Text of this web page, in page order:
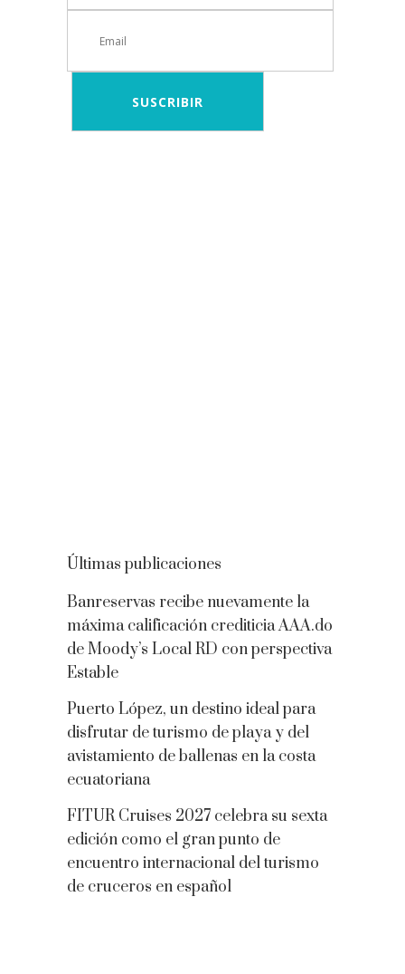
Últimas publicaciones
Banreservas recibe nuevamente la
máxima calificación crediticia AAA.do
de Moody’s Local RD con perspectiva
Estable
Puerto López, un destino ideal para
disfrutar de turismo de playa y del
avistamiento de ballenas en la costa
ecuatoriana
FITUR Cruises 2027 celebra su sexta
edición como el gran punto de
encuentro internacional del turismo
de cruceros en español